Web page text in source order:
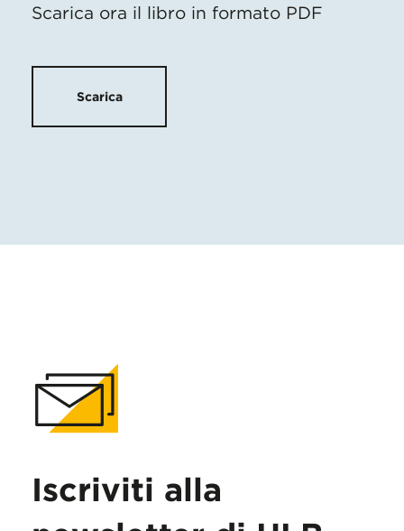
Scarica ora il libro in formato PDF
Scarica
Iscriviti alla